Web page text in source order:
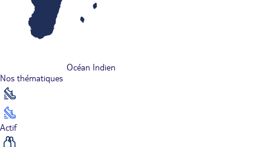
Océan Indien
Nos thématiques
Actif